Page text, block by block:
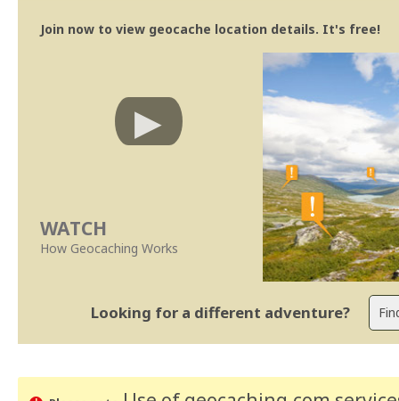
Join now to view geocache location details. It's free!
WATCH
How Geocaching Works
Looking for a different adventure?